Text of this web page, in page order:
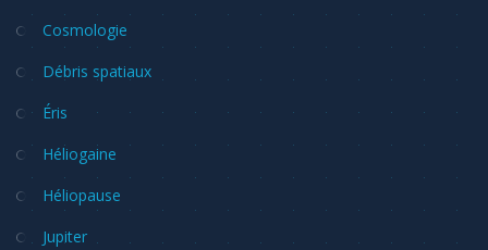
Cosmologie
Débris spatiaux
Éris
Héliogaine
Héliopause
Jupiter